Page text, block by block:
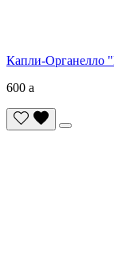
Капли-Органелло
600 a